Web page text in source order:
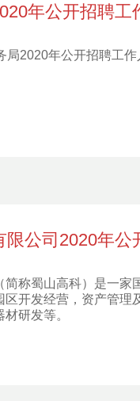
年公开招聘
2020年公开招聘工
公司2020年公
称蜀山高科）是一
开发经营，资产管
研发等。